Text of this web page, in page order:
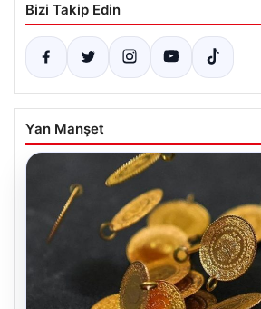
Bizi Takip Edin
Yan Manşet